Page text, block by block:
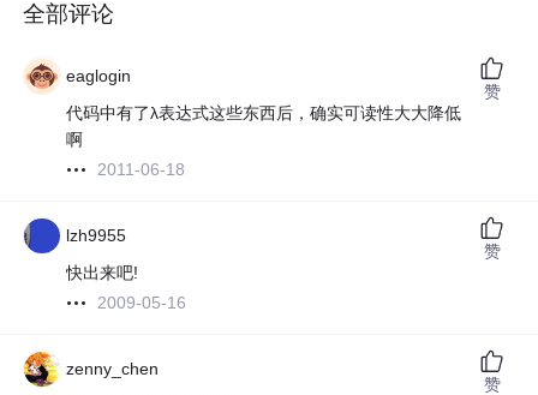
全部评论
eaglogin
代码中有了λ表达式这些东西后，确实可读性大大降低
啊
2011-06-18
赞
lzh9955
快出来吧!
2009-05-16
赞
zenny_chen
赞